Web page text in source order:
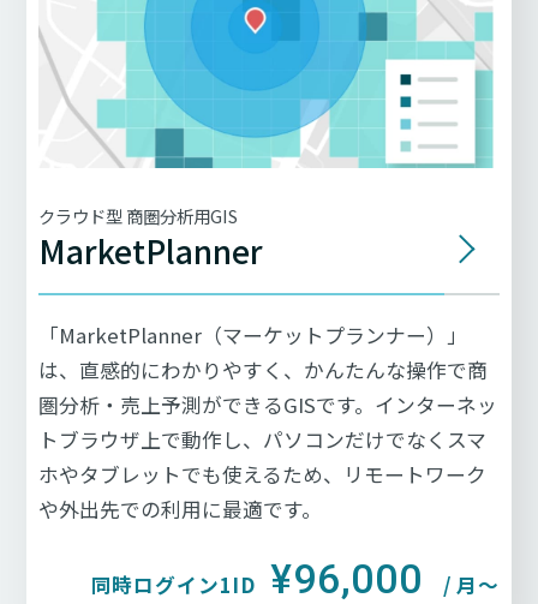
クラウド型 商圏分析用GIS
MarketPlanner
「MarketPlanner（マーケットプランナー）」
は、直感的にわかりやすく、かんたんな操作で商
圏分析・売上予測ができるGISです。インターネッ
トブラウザ上で動作し、パソコンだけでなくスマ
ホやタブレットでも使えるため、リモートワーク
や外出先での利用に最適です。
同時ログイン1ID ¥96,000 / 月〜